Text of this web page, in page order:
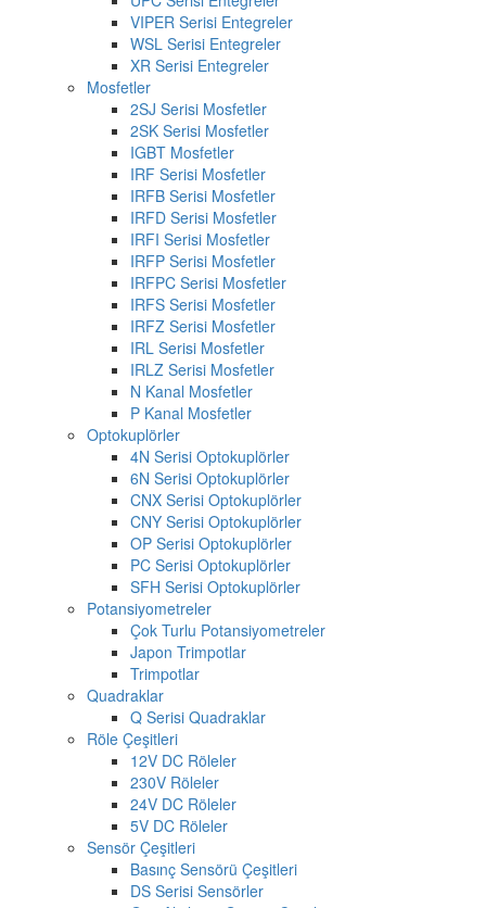
VIPER Serisi Entegreler
WSL Serisi Entegreler
XR Serisi Entegreler
Mosfetler
2SJ Serisi Mosfetler
2SK Serisi Mosfetler
IGBT Mosfetler
IRF Serisi Mosfetler
IRFB Serisi Mosfetler
IRFD Serisi Mosfetler
IRFI Serisi Mosfetler
IRFP Serisi Mosfetler
IRFPC Serisi Mosfetler
IRFS Serisi Mosfetler
IRFZ Serisi Mosfetler
IRL Serisi Mosfetler
IRLZ Serisi Mosfetler
N Kanal Mosfetler
P Kanal Mosfetler
Optokuplörler
4N Serisi Optokuplörler
6N Serisi Optokuplörler
CNX Serisi Optokuplörler
CNY Serisi Optokuplörler
OP Serisi Optokuplörler
PC Serisi Optokuplörler
SFH Serisi Optokuplörler
Potansiyometreler
Çok Turlu Potansiyometreler
Japon Trimpotlar
Trimpotlar
Quadraklar
Q Serisi Quadraklar
Röle Çeşitleri
12V DC Röleler
230V Röleler
24V DC Röleler
5V DC Röleler
Sensör Çeşitleri
Basınç Sensörü Çeşitleri
DS Serisi Sensörler